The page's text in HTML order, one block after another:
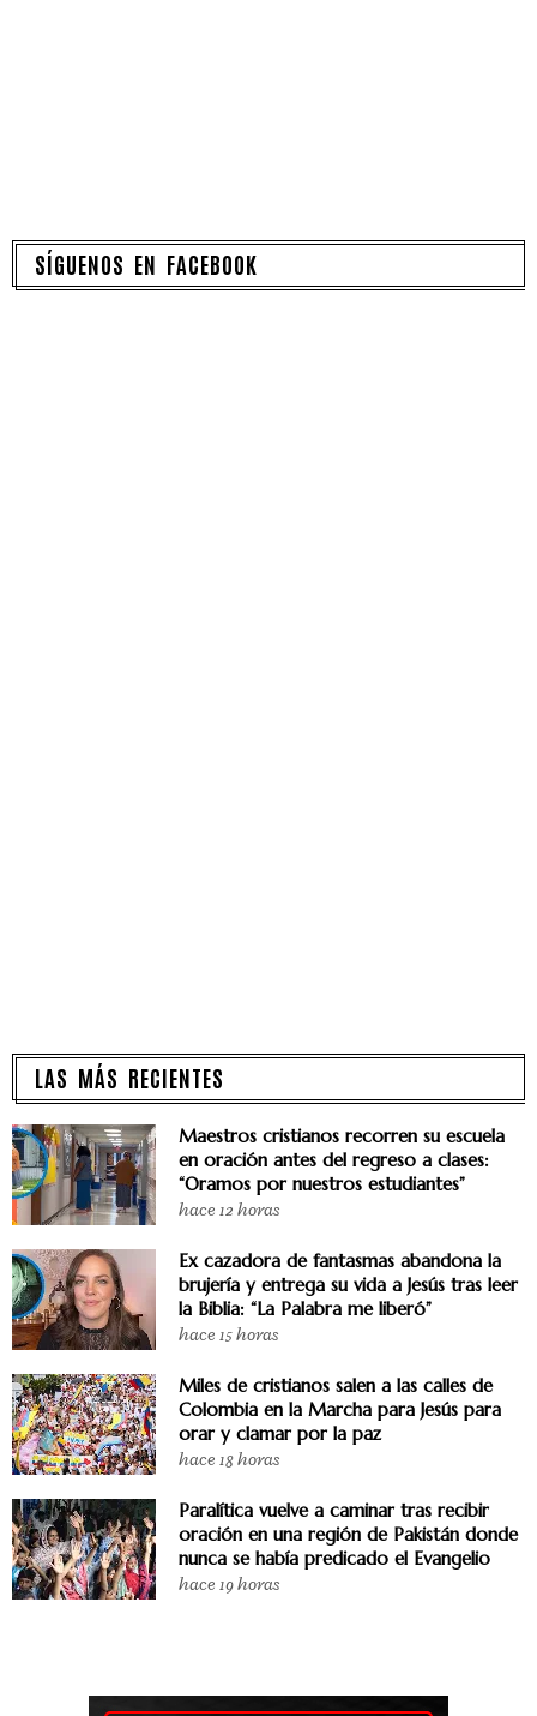
SÍGUENOS EN FACEBOOK
LAS MÁS RECIENTES
Maestros cristianos recorren su escuela
en oración antes del regreso a clases:
“Oramos por nuestros estudiantes”
hace 12 horas
Ex cazadora de fantasmas abandona la
brujería y entrega su vida a Jesús tras leer
la Biblia: “La Palabra me liberó”
hace 15 horas
Miles de cristianos salen a las calles de
Colombia en la Marcha para Jesús para
orar y clamar por la paz
hace 18 horas
Paralítica vuelve a caminar tras recibir
oración en una región de Pakistán donde
nunca se había predicado el Evangelio
hace 19 horas